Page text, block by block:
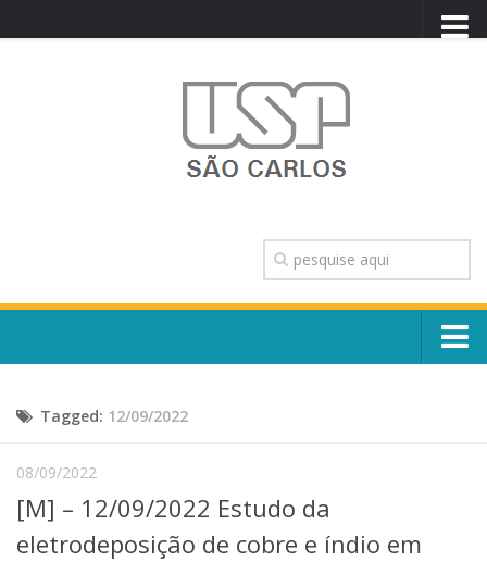
TRANSPARÊNCIA
OUVIDORIA
CONTATO
Escola, Institutos e Órgãos
Núcleos e Comissões
Telefones e Mapas
Pessoas
Tagged: 12/09/2022
08/09/2022
[M] – 12/09/2022 Estudo da
eletrodeposição de cobre e índio em